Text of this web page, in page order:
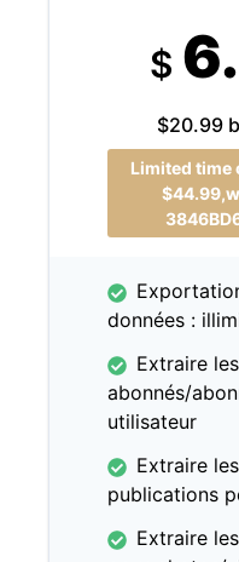
$
$20.99
Limited time
données :
Extraire les
abonnés/
utilisateur
Extraire
publications
Extraire